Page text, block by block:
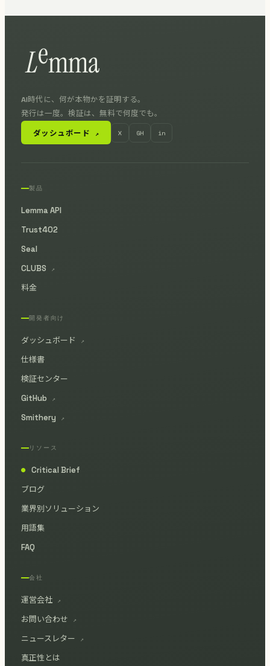
AI時代に、何が本物かを証明する。
発行は一度。検証は、無料で何度でも。
ダッシュボード ↗ X GH in
製品
Lemma API
Trust402
Seal
CLUBS
↗
料金
開発者向け
ダッシュボード ↗
仕様書
検証センター
GitHub
↗
Smithery ↗
リソース
●
Critical Brief
ブログ
業界別ソリューション
用語集
FAQ
会社
運営会社 ↗
お問い合わせ ↗
ニュースレター ↗
真正性とは